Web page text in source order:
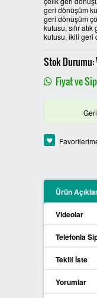
PİL
SIFIR
SIFIR
SIFIR
geri dönüşüm
geri dönüşüm
kutusu, sıfır
kutusu, ikili geri
Stok Durumu:
Fiyat ve
Ürün
Videolar
Telefonla
Teklif İste
Yorumlar